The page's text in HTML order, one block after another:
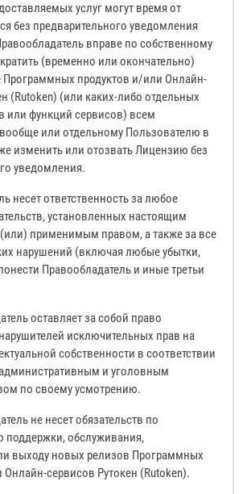
услуг могут время от
без предварительного уведомления
вправе по собственному
(временно или окончательно)
Программных продуктов и/или Онлайн-
(Rutoken) (или каких-либо отдельных
или функций сервисов) всем
или отдельному Пользователю в
изменить или отозвать Лицензию без
уведомления.
несет ответственность за любое
установленных настоящим
применимым правом, а также за все
нарушений (включая любые убытки,
Правообладатель и иные третьи
оставляет за собой право
исключительных прав на
собственности в соответствии
и уголовным
по своему усмотрению.
не несет обязательств по
поддержки, обслуживания,
выходу новых релизов Программных
Онлайн-сервисов Рутокен (Rutoken).